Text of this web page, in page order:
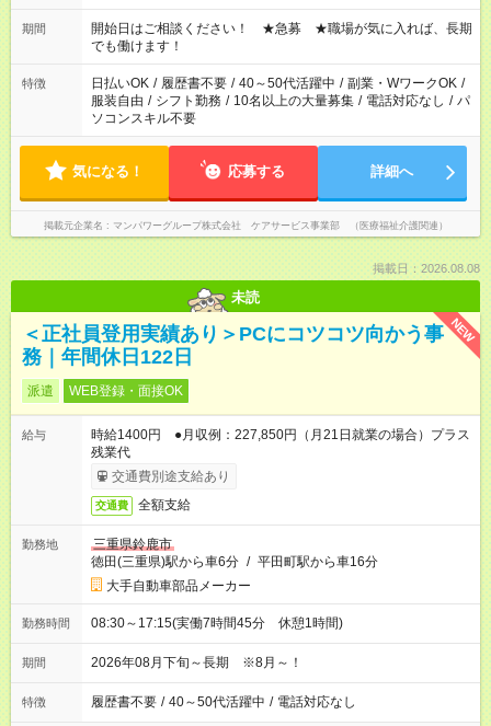
場合、他のお仕事と合わせ週40時間超の就業はご案内できませ
ん ※法令に基づき、週20時間以上勤務は社会保険への加入対象
となります ※労働者派遣法（日雇い派遣の原則禁止）により、
短時間・短期間の就業はご案内が難しい場合があります
期間
開始日はご相談ください！ ★急募 ★職場が気に入れば、長期
でも働けます！
特徴 日払いOK / 履歴書不要 / 40～50代活躍中 / 副業・WワークOK /
服装自由 / シフト勤務 / 10名以上の大量募集 / 電話対応なし / パ
ソコンスキル不要
気になる！ 応募する 詳細へ
掲載元企業名 マンパワーグループ株式会社 ケアサービス事業部 （医療福祉介護関連）
掲載日：2026.08.08
未読
NEW
＜正社員登用実績あり＞PCにコツコツ向かう事
務｜年間休日122日
派遣 WEB登録・面接OK
給与
時給1400円 ●月収例：227,850円（月21日就業の場合）プラス
残業代
交通費別途支給あり
交通費 全額支給
勤務地
三重県鈴鹿市
徳田(三重県)駅から車6分 / 平田町駅から車16分
大手自動車部品メーカー
勤務時間 08:30～17:15(実働7時間45分 休憩1時間)
期間 2026年08月下旬～長期 ※8月～！
特徴 履歴書不要 / 40～50代活躍中 / 電話対応なし